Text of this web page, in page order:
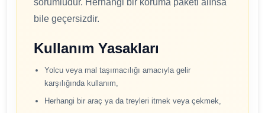
bile geçersizdir.
Kullanım Yasakları
Yolcu veya mal taşımacılığı amacıyla gelir
karşılığında kullanım,
Herhangi bir araç ya da treyleri itmek veya çekmek,